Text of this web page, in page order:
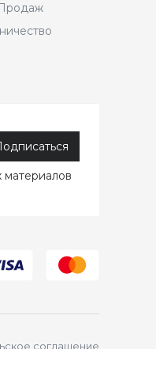
материалов
соглашение